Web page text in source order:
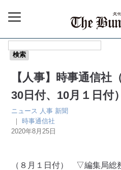
【人事】時事通信社
30日付、10月１日付）
ニュース 人事 新聞
｜時事通信社
2020年8月25日
（８月１日付） ▽編集局総